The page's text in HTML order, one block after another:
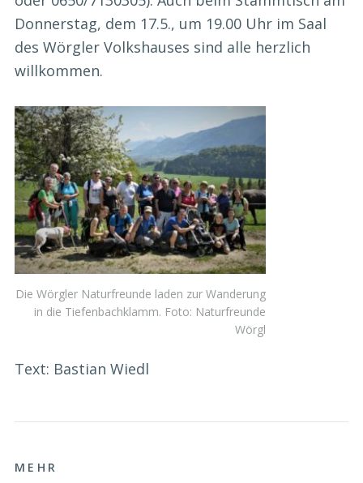
Donnerstag, dem 17.5., um 19.00 Uhr im Saal
des Wörgler Volkshauses sind alle herzlich
willkommen.
Die Wörgler Naturfreunde laden zur Wanderung
in die Tiefenbachklamm. Foto: Naturfreunde
Wörgl
Text: Bastian Wiedl
MEHR